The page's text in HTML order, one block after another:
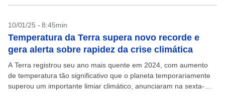
10/01/25 - 8:45min
Temperatura da Terra supera novo recorde e
gera alerta sobre rapidez da crise climática
A Terra registrou seu ano mais quente em 2024, com aumento
de temperatura tão significativo que o planeta temporariamente
superou um importante limiar climático, anunciaram na sexta-